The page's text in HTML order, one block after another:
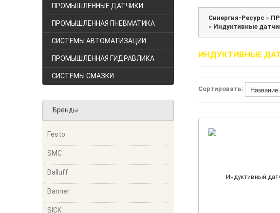
ПРОМЫШЛЕННЫЕ ДАТЧИКИ
ПРОМЫШЛЕННАЯ ПНЕВМАТИКА
СИСТЕМЫ АВТОМАТИЗАЦИИ
ПРОМЫШЛЕННАЯ ГИДРАВЛИКА
СИСТЕМЫ СМАЗКИ
Бренды
Festo
SMC
Balluff
Banner
SICK
Синергия-Ресурс »
» Индуктивные
ИНДУКТИВНЫЕ
Сортировать: